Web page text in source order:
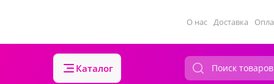
О нас Доставка
Каталог